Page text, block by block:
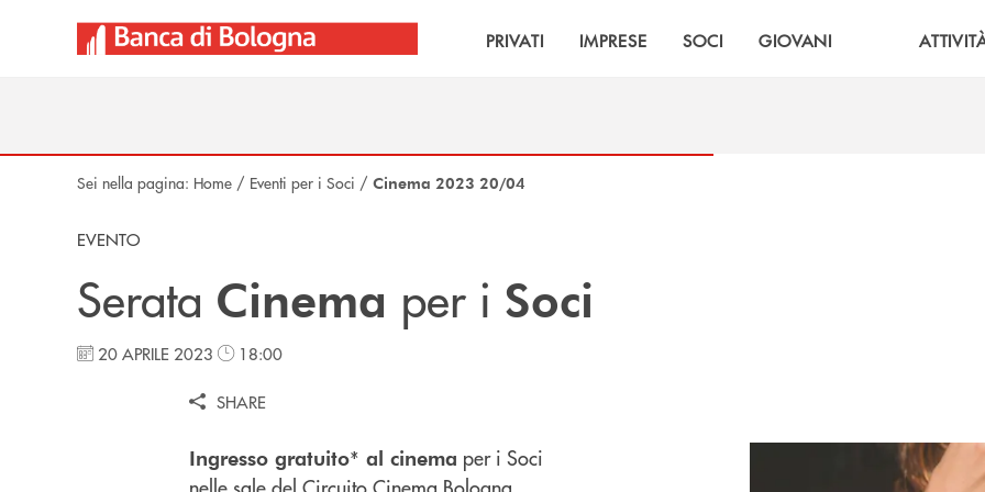
PRIVATI IMPRESE SOCI GIOVANI
Sei nella pagina: Home / Eventi per i Soci / Cinema 2023 20/04
EVENTO
Serata Cinema per i Soci
20 APRILE 2023 18:00
SHARE
Ingresso gratuito* al cinema per i Soci